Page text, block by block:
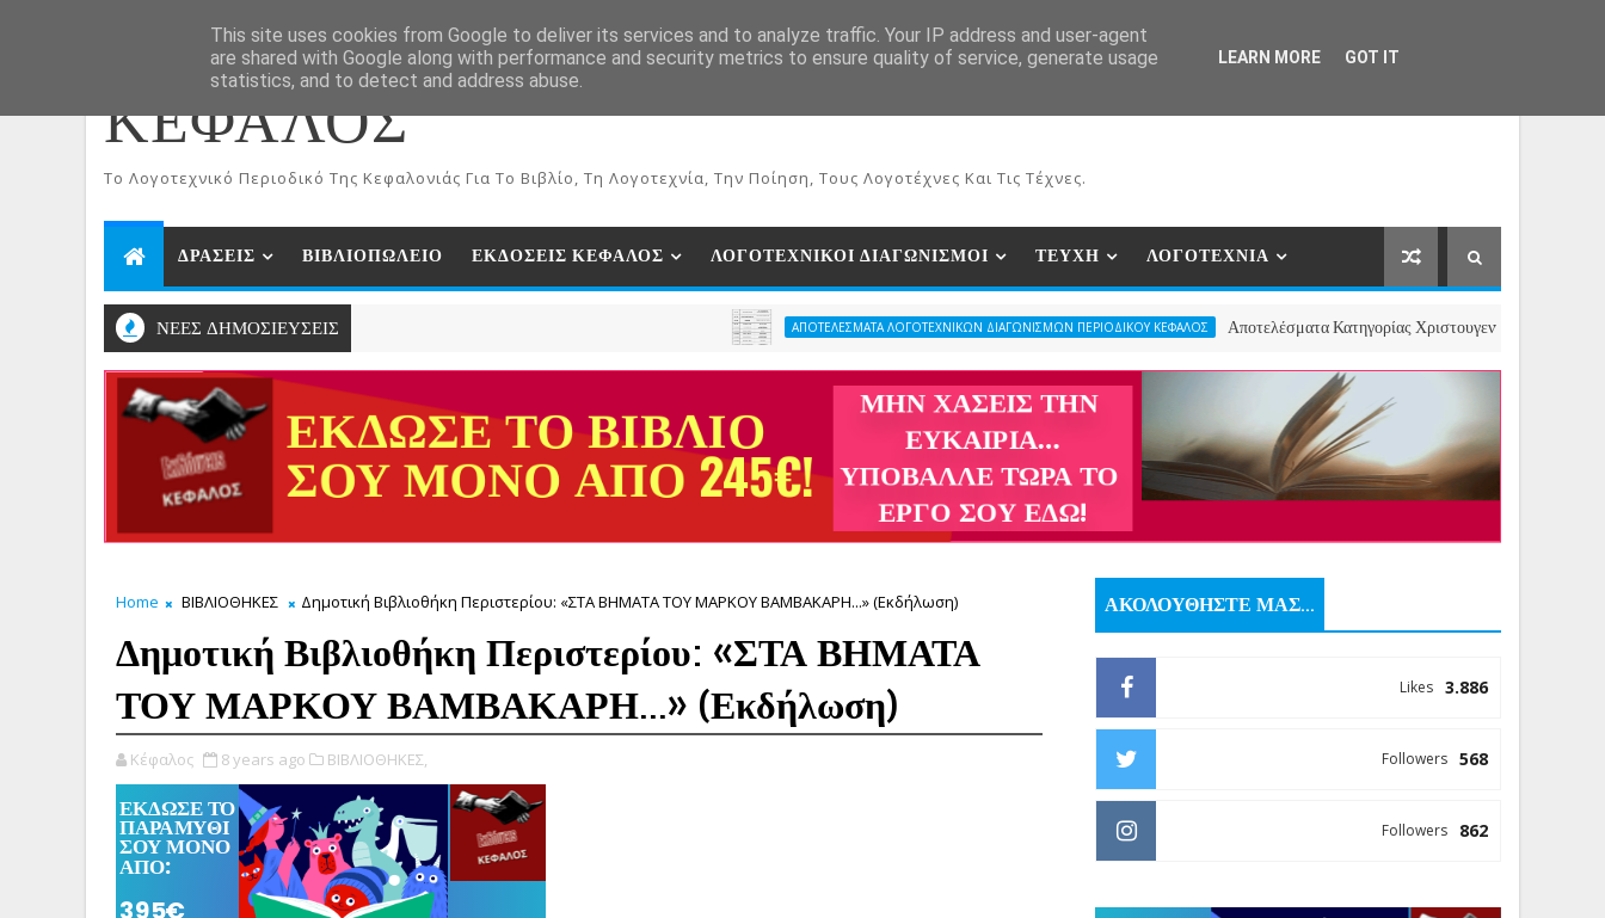
ΑΡΧΙΚΗ ΕΚΔΟΣΕΙΣ ΒΙΒΛΙΩΝ ΗΛΕΚΤΡΟΝΙΚΟ ΒΙΒΛΙΟΠΩΛΕΙΟ ΣΥΝΕΡΓΑΤΕΣ
ΚΕΦΑΛΟΣ
To Λογοτεχνικό Περιοδικό Της Κεφαλονιάς Για Το Βιβλίο, Τη Λογοτεχνία, Την Ποίηση, Τους Λογοτέχνες Και Τις Τέχνες.
ΔΡΑΣΕΙΣ ΒΙΒΛΙΟΠΩΛΕΙΟ ΕΚΔΟΣΕΙΣ ΚΕΦΑΛΟΣ ΛΟΓΟΤΕΧΝΙΚΟΙ ΔΙΑΓΩΝΙΣΜΟΙ ΤΕΥΧΗ ΛΟΓΟΤΕΧΝΙΑ
ΝΕΕΣ ΔΗΜΟΣΙΕΥΣΕΙΣ ΑΠΟΤΕΛΕΣΜΑΤΑ ΛΟΓΟΤΕΧΝΙΚΩΝ ΔΙΑΓΩΝΙΣΜΩΝ ΠΕΡΙΟΔΙΚΟΥ ΚΕΦΑΛΟΣ Αποτελέσματα Κατηγορίας Χριστουγεννιάτικου Ποιήματος- 2ος
Home ΒΙΒΛΙΟΘΗΚΕΣ Δημοτική Βιβλιοθήκη Περιστερίου: «ΣΤΑ ΒΗΜΑΤΑ ΤΟΥ ΜΑΡΚΟΥ ΒΑΜΒΑΚΑΡΗ...» (Εκδήλωση)
Δημοτική Βιβλιοθήκη Περιστερίου: «ΣΤΑ ΒΗΜΑΤΑ
ΤΟΥ ΜΑΡΚΟΥ ΒΑΜΒΑΚΑΡΗ...» (Εκδήλωση)
Κέφαλος 8 years ago ΒΙΒΛΙΟΘΗΚΕΣ,
ΑΚΟΛΟΥΘΗΣΤΕ ΜΑΣ...
3.886
Likes
568
Followers
862
Followers
This site uses cookies from Google to deliver its services and to analyze traffic. Your IP address and user-agent
are shared with Google along with performance and security metrics to ensure quality of service, generate usage
statistics, and to detect and address abuse.
LEARN MORE GOT IT